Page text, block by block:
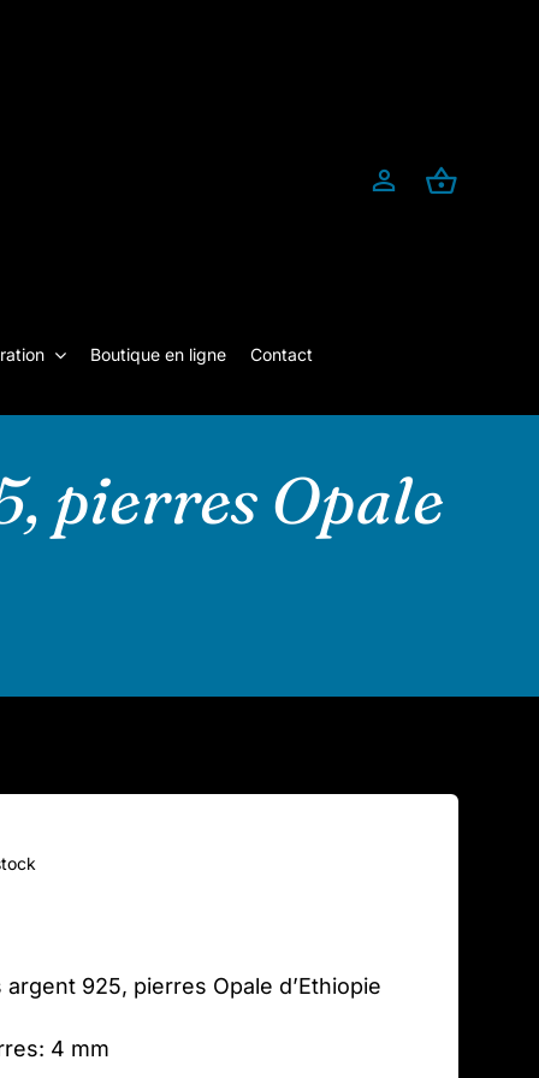
Boutique en ligne Contact
pierres Opale
argent 925, pierres Opale d’Ethiopie
4 mm